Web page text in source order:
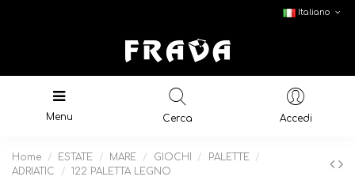
Italiano
Menu Cerca Accedi
Home ESTATE MARE GIOCHI
PALETTE
ADRIATIC
122 PALETTA LEGNO